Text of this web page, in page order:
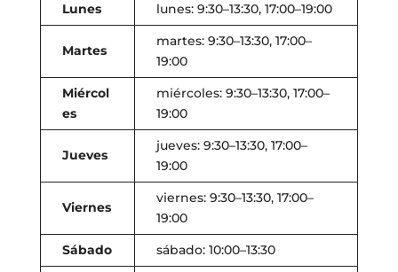
Lunes lunes: 9:30–13:30, 17:00–19:00
Martes
martes: 9:30–13:30, 17:00–
19:00
Miércol
es
miércoles: 9:30–13:30, 17:00–
19:00
Jueves
jueves: 9:30–13:30, 17:00–
19:00
Viernes
viernes: 9:30–13:30, 17:00–
19:00
Sábado
sábado: 10:00–13:30